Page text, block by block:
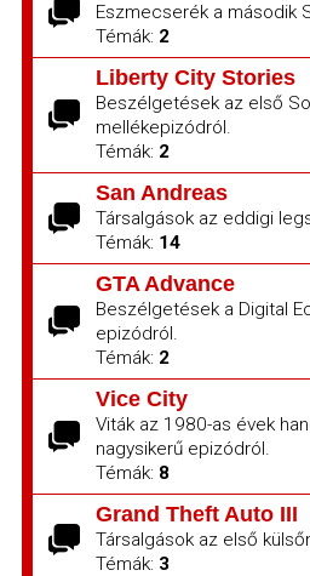
Eszmecserék a második
Témák: 2
Liberty City Stories
Beszélgetések az első
mellékepizódról.
Témák: 2
San Andreas
Társalgások az eddigi
Témák: 14
GTA Advance
Beszélgetések a Digital
epizódról.
Témák: 2
Vice City
Viták az 1980-as évek
nagysikerű epizódról.
Témák: 8
Grand Theft Auto III
Társalgások az első
Témák: 3